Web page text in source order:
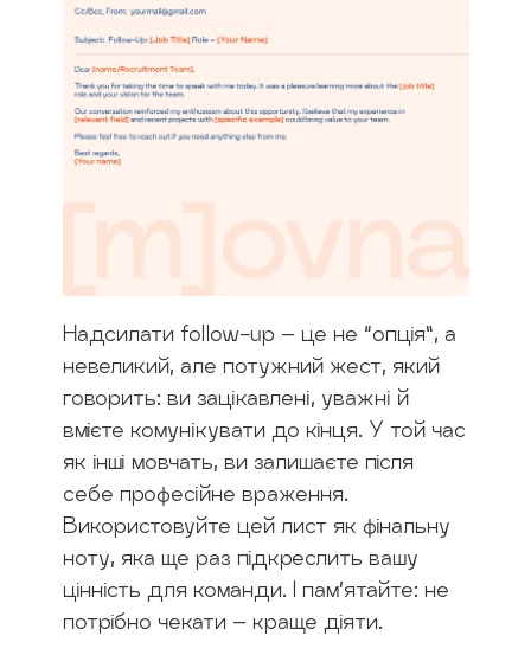
Надсилати follow-up – це не “опція”, а
невеликий, але потужний жест, який
говорить: ви зацікавлені, уважні й
вмієте комунікувати до кінця. У той час
як інші мовчать, ви залишаєте після
себе професійне враження.
Використовуйте цей лист як фінальну
ноту, яка ще раз підкреслить вашу
цінність для команди. І пам’ятайте: не
потрібно чекати – краще діяти.